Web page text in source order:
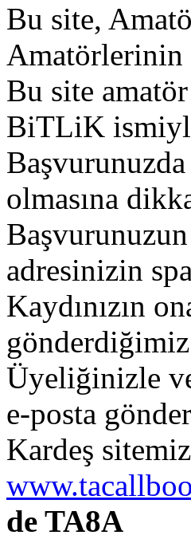
Bu site,
Amatörlerinin
Bu site
BiTLiK
olmasına
adresinizin
Kaydınızın
gönderdiğimiz
Üyeliğinizle
e-posta
Kardeş
de TA8A